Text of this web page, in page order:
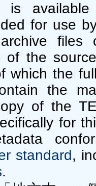
is
for use
files
of the
which the
the
of the
for
standard,
.